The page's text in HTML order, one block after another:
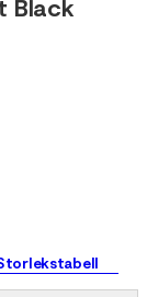
Black